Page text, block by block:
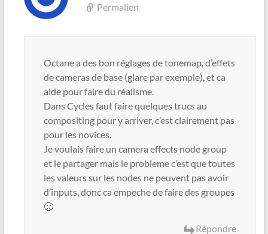
Permalien
Octane a des bon réglages de tonemap, d’effets
de cameras de base (glare par exemple), et ca
aide pour faire du réalisme.
Dans Cycles faut faire quelques trucs au
compositing pour y arriver, c’est clairement pas
pour les novices.
Je voulais faire un camera effects node group
et le partager mais le probleme c’est que toutes
les valeurs sur les nodes ne peuvent pas avoir
d’inputs, donc ca empeche de faire des groupes
🙁
Répondre